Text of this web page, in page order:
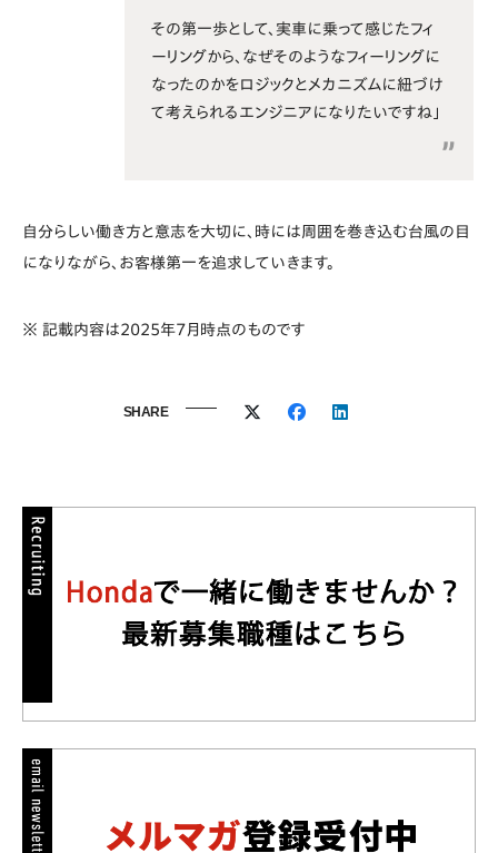
SHARE
その第一歩として、実車に乗って感じたフィ
ーリングから、なぜそのようなフィーリングに
なったのかをロジックとメカニズムに紐づけ
て考えられるエンジニアになりたいですね」
自分らしい働き方と意志を大切に、時には周囲を巻き込む台風の目
になりながら、お客様第一を追求していきます。
※ 記載内容は2025年7月時点のものです